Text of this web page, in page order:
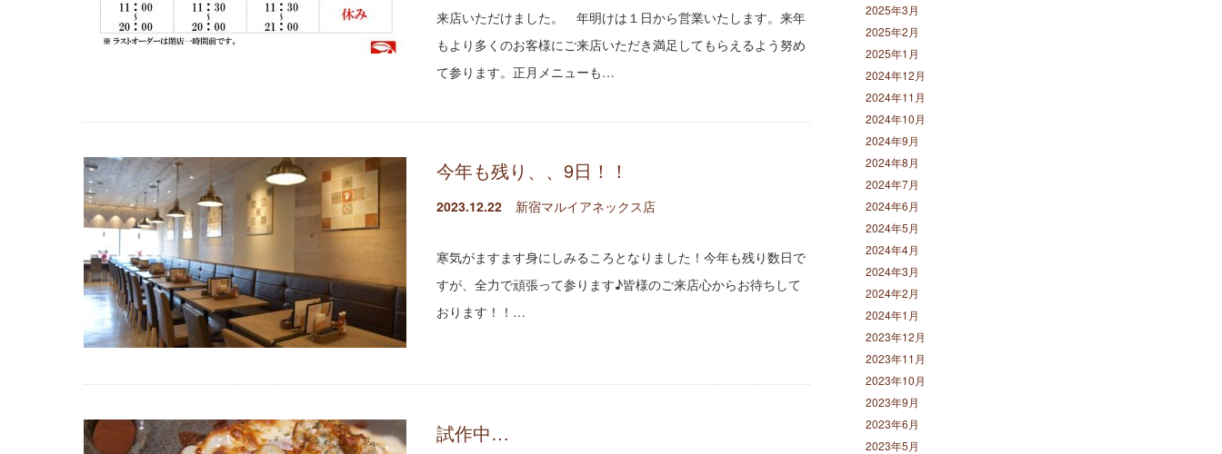
来店いただけました。 年明けは１日から営業いたします。来年
もより多くのお客様にご来店いただき満足してもらえるよう努め
て参ります。正月メニューも…
今年も残り、、9日！！
2023.12.22 新宿マルイアネックス店
寒気がますます身にしみるころとなりました！今年も残り数日で
すが、全力で頑張って参ります♪皆様のご来店心からお待ちして
おります！！…
試作中…
2025年3月
2025年2月
2025年1月
2024年12月
2024年11月
2024年10月
2024年9月
2024年8月
2024年7月
2024年6月
2024年5月
2024年4月
2024年3月
2024年2月
2024年1月
2023年12月
2023年11月
2023年10月
2023年9月
2023年6月
2023年5月